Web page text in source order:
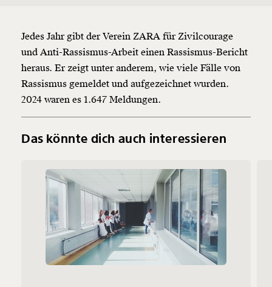
MOMENT.at / CC
BY SA 4.0
Jedes Jahr gibt der Verein ZARA für Zivilcourage
und Anti-Rassismus-Arbeit einen Rassismus-Bericht
heraus. Er zeigt unter anderem, wie viele Fälle von
Rassismus gemeldet und aufgezeichnet wurden.
2024 waren es 1.647 Meldungen.
Das könnte dich auch interessieren